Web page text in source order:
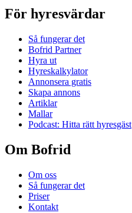
För hyresvärdar
Så fungerar det
Bofrid Partner
Hyra ut
Hyreskalkylator
Annonsera gratis
Skapa annons
Artiklar
Mallar
Podcast: Hitta rätt hyresgäst
Om Bofrid
Om oss
Så fungerar det
Priser
Kontakt